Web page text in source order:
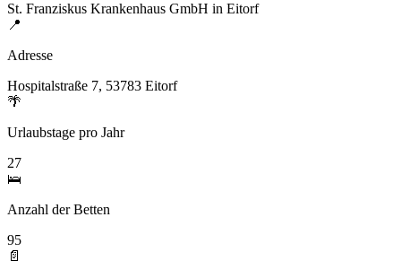
St. Franziskus Krankenhaus GmbH in Eitorf
📍
Adresse
Hospitalstraße 7, 53783 Eitorf
🌴
Urlaubstage pro Jahr
27
🛌
Anzahl der Betten
95
📄